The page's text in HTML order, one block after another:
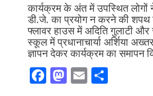
कार्यक्रम के अंत में उपस्थित
डी.जे. का प्रयोग न करने की शपथ
फ्लावर हाउस में अदिति गुलाटी
स्कूल में प्रधानाचार्या अर्शिया
ज्ञापन देकर कार्यक्रम का समापन
F M E S